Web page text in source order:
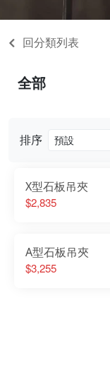
回分類列表
排序
X型石板吊夾
$2,835
A型石板吊夾
$3,255
全部